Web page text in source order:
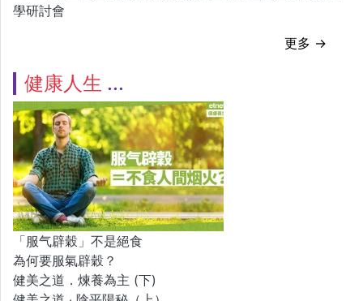
學研討會
更多 →
健康人生
「服气辟穀」不是絕食
為何要服氣辟穀？
健美之道．煉養為主 (下)